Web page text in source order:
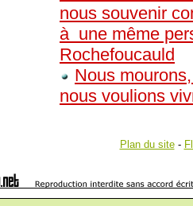
nous souvenir
à une même
Rochefoucauld
Nous
nous voulions
Plan du site-